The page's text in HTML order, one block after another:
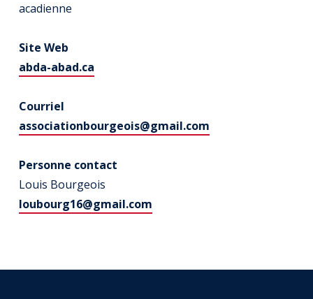
acadienne
Site Web
abda-abad.ca
Courriel
associationbourgeois@gmail.com
Personne contact
Louis Bourgeois
loubourg16@gmail.com